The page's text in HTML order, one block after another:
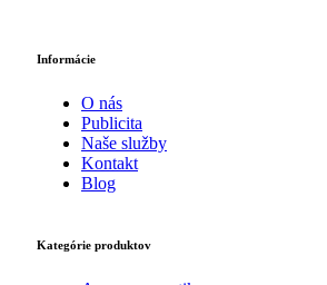
Informácie
O nás
Publicita
Naše služby
Kontakt
Blog
Kategórie produktov